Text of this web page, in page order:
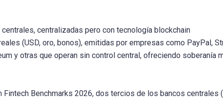
centralizadas pero con tecnología blockchain
(USD, oro, bonos), emitidas por empresas como PayPal,
y otras que operan sin control central, ofreciendo soberanía
Benchmarks 2026, dos tercios de los bancos centrales